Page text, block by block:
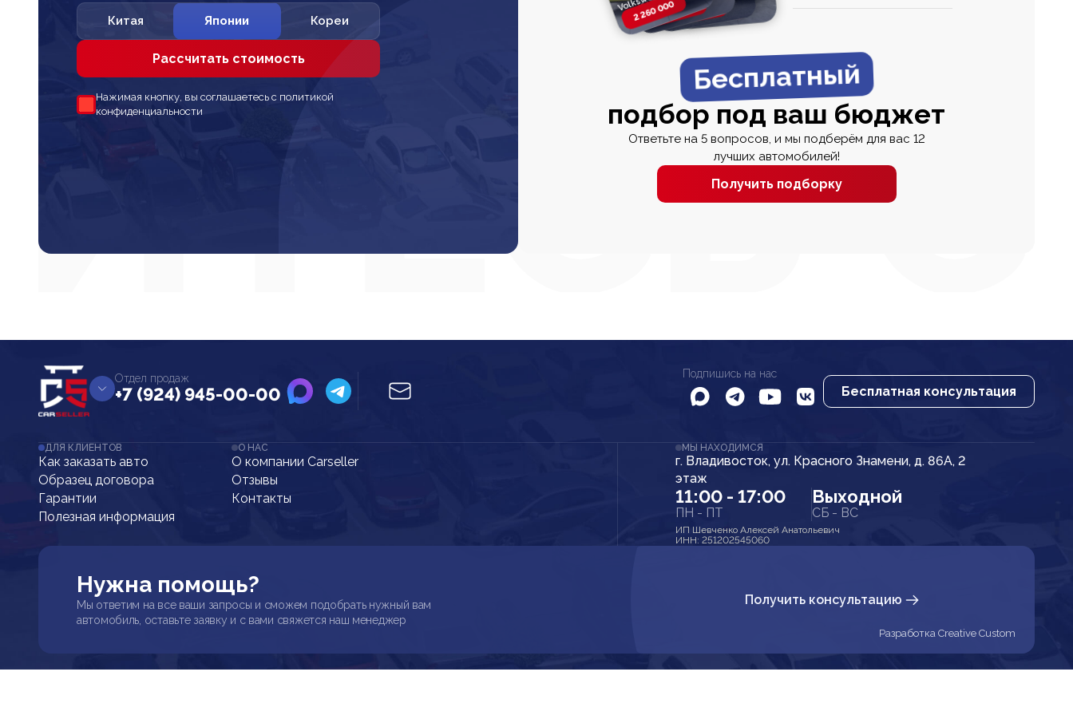
Китая Японии Кореи
Рассчитать стоимость
Нажимая кнопку, вы соглашаетесь с политикой
конфиденциальности
2 260 0002 820 000
2 820 0002 670 000
Бесплатный
подбор под ваш бюджет
Ответьте на 5 вопросов, и мы подберём для вас 12
лучших автомобилей!
Получить подборку
Отдел продаж
+7 (924) 945-00-00
Подпишись на нас
Бесплатная консультация
ДЛЯ КЛИЕНТОВ
Как заказать авто
Образец договора
Гарантии
Полезная информация
О НАС
О компании Carseller
Отзывы
Контакты
МЫ НАХОДИМСЯ
г. Владивосток, ул. Красного Знамени, д. 86А, 2
этаж
11:00 - 17:00
ПН - ПТ
Выходной
СБ - ВС
ИП Шевченко Алексей Анатольевич
ИНН: 251202545060
Нужна помощь?
Мы ответим на все ваши запросы и сможем подобрать нужный вам
автомобиль, оставьте заявку и с вами свяжется наш менеджер
Получить консультацию
Разработка Creative Custom